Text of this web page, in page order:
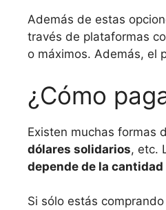
Además de estas
través de plataformas
o máximos. Además, el
¿Cómo
Existen muchas formas
dólares solidarios, etc.
depende de la
Si sólo estás